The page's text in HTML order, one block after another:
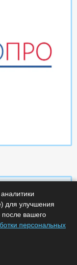
для улучшения
вашего
персональных